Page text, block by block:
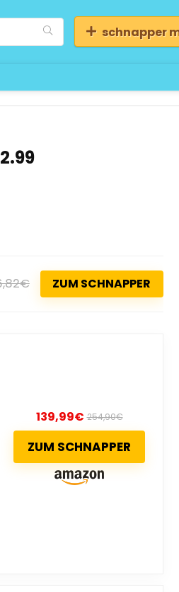
schnapper
ZUM SCHNAPPER
139,99€ 254,90€
ZUM SCHNAPPER